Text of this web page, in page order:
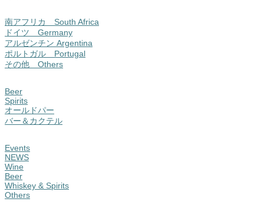
南アフリカ South Africa
ドイツ Germany
アルゼンチン Argentina
ポルトガル Portugal
その他 Others
Beer
Spirits
オールドパー
バー＆カクテル
Events
NEWS
Wine
Beer
Whiskey & Spirits
Others